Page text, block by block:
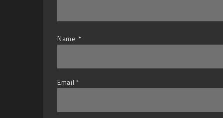
Name *
Email *